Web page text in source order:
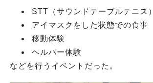
STT（サウンドテーブルテニス）
アイマスクをした状態での食事
移動体験
ヘルパー体験
などを行うイベントだった。